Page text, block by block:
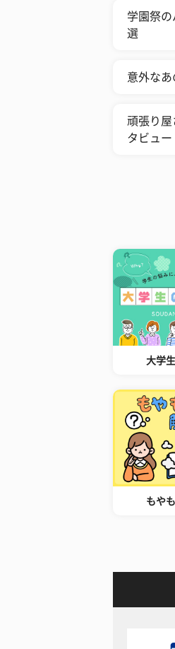
学園祭
選
意外な
頑張り屋
タビュー
大学
もや